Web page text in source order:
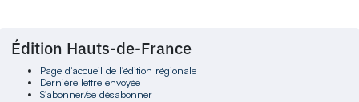
Édition Hauts-de-France
Page d'accueil de l'édition régionale
Dernière lettre envoyée
S'abonner/se désabonner